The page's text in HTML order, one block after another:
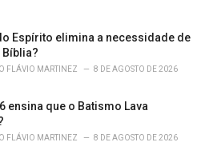
Espírito elimina a necessidade de
Bíblia?
FLÁVIO MARTINEZ 8 DE AGOSTO DE 2026
ensina que o Batismo Lava
FLÁVIO MARTINEZ 8 DE AGOSTO DE 2026